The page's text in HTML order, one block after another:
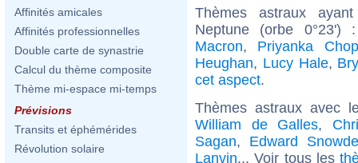
Affinités amicales
Affinités professionnelles
Double carte de synastrie
Calcul du thème composite
Thème mi-espace mi-temps
Prévisions
Transits et éphémérides
Révolution solaire
Thèmes astraux
Neptune (orbe
Macron, Priyanka
Heughan, Lucy Hale,
cet aspect.
Thèmes astraux avec
William de Galles,
Sagan, Edward
Lanvin... Voir tous les